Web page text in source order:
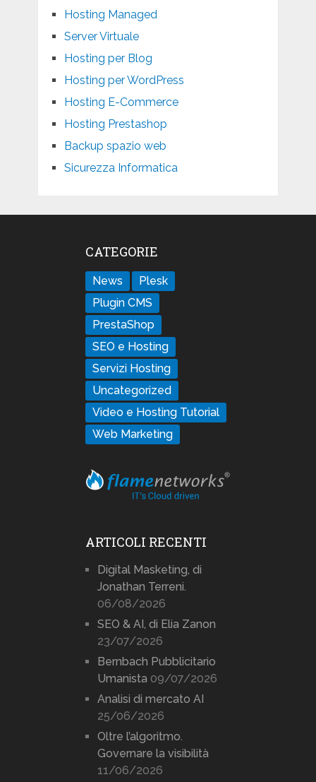
Hosting Managed
Server Virtuale
Hosting per Blog
Hosting per WordPress
Hosting E-Commerce
Hosting Prestashop
Backup spazio web
Sicurezza Informatica
CATEGORIE
News
Plesk
Plugin CMS
PrestaShop
SEO e Hosting
Servizi Hosting
Uncategorized
Video e Hosting Tutorial
Web Marketing
ARTICOLI RECENTI
Digital Masketing, di
Jonathan Terreni.
06/08/2026
SEO & AI, di Elia Zanon
23/07/2026
Bernbach Pubblicitario
Umanista 09/07/2026
Analisi di mercato AI
25/06/2026
Oltre l’algoritmo.
Governare la visibilità
11/06/2026